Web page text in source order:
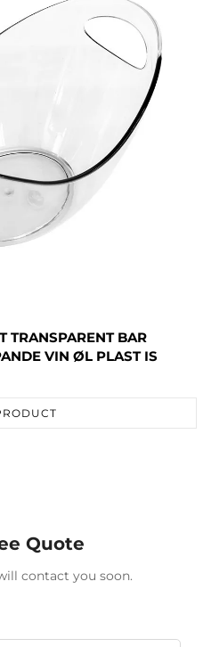
TRANSPARENT BAR
VIN ØL PLAST IS
Quote
contact you soon.